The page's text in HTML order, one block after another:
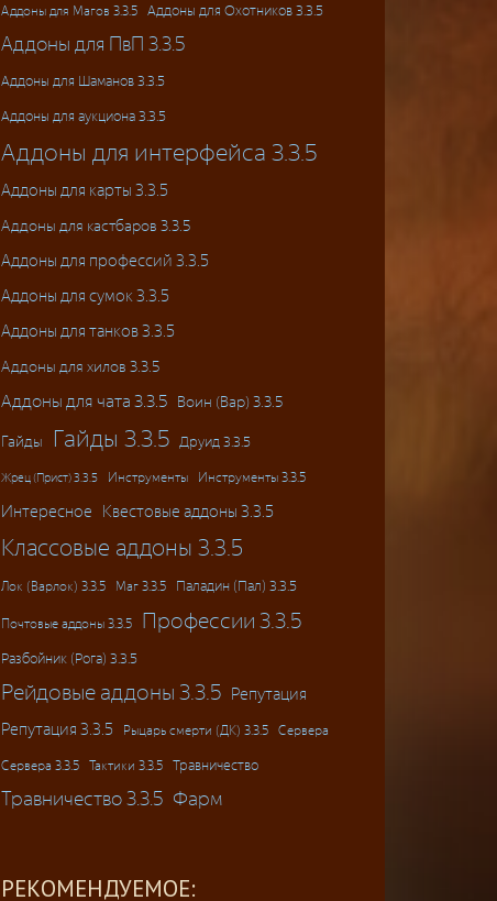
Аддоны для Магов 3.3.5 Аддоны для Охотников 3.3.5
Аддоны для ПвП 3.3.5
Аддоны для Шаманов 3.3.5
Аддоны для аукциона 3.3.5
Аддоны для интерфейса 3.3.5
Аддоны для карты 3.3.5
Аддоны для кастбаров 3.3.5
Аддоны для профессий 3.3.5
Аддоны для сумок 3.3.5
Аддоны для танков 3.3.5
Аддоны для хилов 3.3.5
Аддоны для чата 3.3.5 Воин (Вар) 3.3.5
Гайды Гайды 3.3.5 Друид 3.3.5
Жрец (Прист) 3.3.5 Инструменты Инструменты 3.3.5
Интересное Квестовые аддоны 3.3.5
Классовые аддоны 3.3.5
Лок (Варлок) 3.3.5 Маг 3.3.5 Паладин (Пал) 3.3.5
Почтовые аддоны 3.3.5 Профессии 3.3.5
Разбойник (Рога) 3.3.5
Рейдовые аддоны 3.3.5 Репутация
Репутация 3.3.5
Рыцарь смерти (ДК) 3.3.5 Сервера
Сервера 3.3.5 Тактики 3.3.5 Травничество
Травничество 3.3.5 Фарм
РЕКОМЕНДУЕМОЕ: